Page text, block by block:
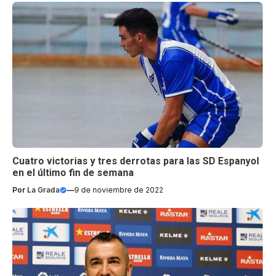
Cuatro victorias y tres derrotas para las SD Espanyol
en el último fin de semana
Por La Grada —9 de noviembre de 2022